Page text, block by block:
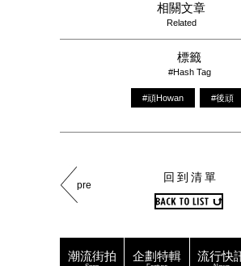
相關文章
Related
標籤
#Hash Tag
#頑Howan #後頑
pre
回到清單
潮流街拍 企劃特輯 流行快